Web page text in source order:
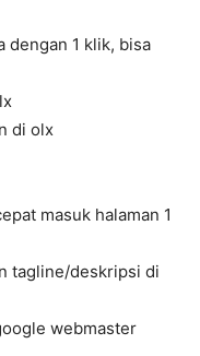
dengan 1 klik, bisa
di olx
masuk halaman 1
tagline/deskripsi di
webmaster